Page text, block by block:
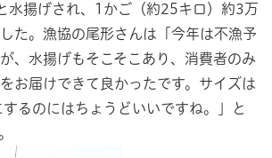
水揚げされ、1かご（約25キロ）約3万
た。漁協の尾形さんは「今年は不漁予
、水揚げもそこそこあり、消費者のみ
お届けできて良かったです。サイズは
るのにはちょうどいいですね。」と